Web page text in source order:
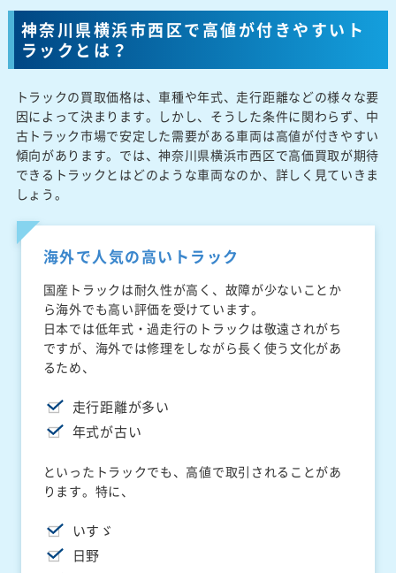
神奈川県横浜市西区で高値が付きやすいト
ラックとは？
トラックの買取価格は、車種や年式、走行距離などの様々な要
因によって決まります。しかし、そうした条件に関わらず、中
古トラック市場で安定した需要がある車両は高値が付きやすい
傾向があります。では、神奈川県横浜市西区で高価買取が期待
できるトラックとはどのような車両なのか、詳しく見ていきま
しょう。
海外で人気の高いトラック
国産トラックは耐久性が高く、故障が少ないことか
ら海外でも高い評価を受けています。
日本では低年式・過走行のトラックは敬遠されがち
ですが、海外では修理をしながら長く使う文化があ
るため、
走行距離が多い
年式が古い
といったトラックでも、高値で取引されることがあ
ります。特に、
いすゞ
日野